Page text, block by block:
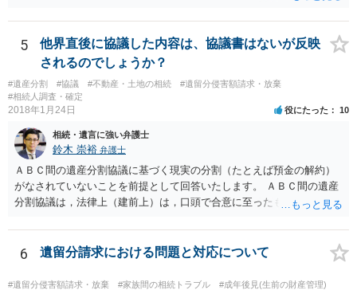
「廃除」は遺言でも可能です（民法８９３条）。 弁護士に具体的な事
情を話して相談して、「廃除」が可能か、実際に法律相談を受けるこ
とをお勧めします。
5
他界直後に協議した内容は、協議書はないが反映
されるのでしょうか？
#遺産分割 #協議 #不動産・土地の相続
#遺留分侵害額請求・放棄
#相続人調査・確定
2018年1月24日 役にたった 10
相続・遺言に強い弁護士
鈴木 崇裕 弁護士
ＡＢＣ間の遺産分割協議に基づく現実の分割（たとえば預金の解約）
がなされていないことを前提として回答いたします。 ＡＢＣ間の遺産
分割協議は，法律上（建前上）は，口頭で合意に至ったものであって
ん。 また，不動産の名義を移転するためには，遺産分割協議書への署
名捺印を得る必要があります。 したがって，残念ながら，「ＡＢＣ間
の遺産分割協議が有効に成立している」という前提に基づく主張は困
難と思われます。 「ＡＢＣ間の遺産分割協議は未了のまま，ＡとＢが
6 遺留分請求における問題と対応について
#遺留分侵害額請求・放棄 #家族間の相続トラブル #成年後見(生前の財産管理)